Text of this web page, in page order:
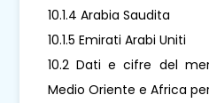
10.1.4 Arabia Saudita
10.1.5 Emirati Arabi Uniti
10.2 Dati e cifre del
Medio Oriente e Africa